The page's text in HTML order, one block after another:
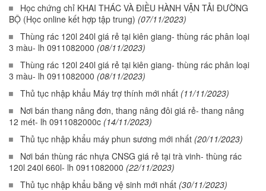
Học chứng chỉ KHAI THÁC VÀ ĐIỀU HÀNH VẬN TẢI ĐƯỜNG
BỘ (Học online kết hợp tập trung) (07/11/2023)
Thùng rác 120l 240l giá rẻ tại kiên giang- thùng rác phân loại
3 màu- lh 0911082000 (08/11/2023)
Thùng rác 120l 240l giá rẻ tại kiên giang- thùng rác phân loại
3 màu- lh 0911082000 (08/11/2023)
Thủ tục nhập khẩu Máy trợ thính mới nhất (11/11/2023)
Nơi bán thang nâng đơn, thang nâng đôi giá rẻ- thang nâng
12 mét- lh 0911082000c (14/11/2023)
Thủ tục nhập khẩu máy phun sương mới nhất (20/11/2023)
Nơi bán thùng rác nhựa CNSG giá rẻ tại trà vinh- thùng rác
120l 240l 660l- lh 0911082000 (22/11/2023)
Thủ tục nhập khẩu băng vệ sinh mới nhất (30/11/2023)